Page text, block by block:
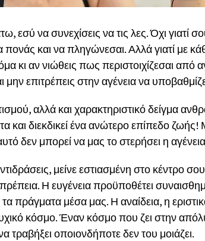
να συνεχίσεις να τις λες. Όχι γιατί
πονάς και να πληγώνεσαι. Αλλά γιατί με
κι αν νιώθεις πως περιστοιχίζεσαι από
επιτρέπεις στην αγένεια να
αλλά και χαρακτηριστικό δείγμα
και διεκδικεί ένα ανώτερο επίπεδο
δεν μπορεί να μας το στερήσει η
μείνε εστιασμένη στο κέντρο
Η ευγένεια προϋποθέτει
πράγματα μέσα μας. Η αναίδεια, η
κόσμο. Έναν κόσμο που ζει στην
οποιονδήποτε δεν του μοιάζει.